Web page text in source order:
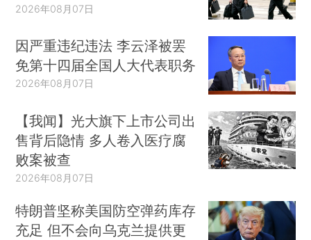
2026年08月07日
因严重违纪违法 李云泽被罢
免第十四届全国人大代表职务
2026年08月07日
【我闻】光大旗下上市公司出
售背后隐情 多人卷入医疗腐
败案被查
2026年08月07日
特朗普坚称美国防空弹药库存
充足 但不会向乌克兰提供更